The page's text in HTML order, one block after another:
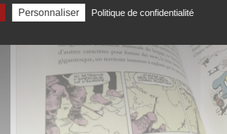
Personnaliser Politique de confidentialité